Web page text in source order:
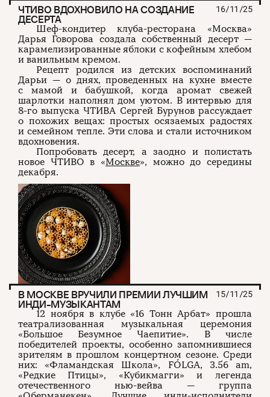
ЧТИВО ВДОХНОВИЛО НА СОЗДАНИЕ
ДЕСЕРТА
16/11/25
Шеф-кондитер клуба-ресторана «Москва»
Дарья Говорова создала собственный десерт —
карамелизированные яблоки с кофейным хлебом
и ванильным кремом.
Рецепт родился из детских воспоминаний
Дарьи — о днях, проведенных на кухне вместе
с мамой и бабушкой, когда аромат свежей
шарлотки наполнял дом уютом. В интервью для
8-го выпуска ЧТИВА Сергей Бурунов рассуждает
о похожих вещах: простых осязаемых радостях
и семейном тепле. Эти слова и стали источником
вдохновения.
Попробовать десерт, а заодно и полистать
новое ЧТИВО в «Москве», можно до середины
декабря.
В МОСКВЕ ВРУЧИЛИ ПРЕМИИ ЛУЧШИМ
ИНДИ-МУЗЫКАНТАМ
15/11/25
12 ноября в клубе «16 Тонн Арбат» прошла
театрализованная музыкальная церемония
«Большое Безумное Чаепитие». В числе
победителей проекты, особенно запомнившиеся
зрителям в прошлом концертном сезоне. Среди
них: «Фламандская Школа», FÓLGA, 3.56 am,
«Редкие Птицы», «Кубикмагги» и легенда
отечественного нью-вейва — группа